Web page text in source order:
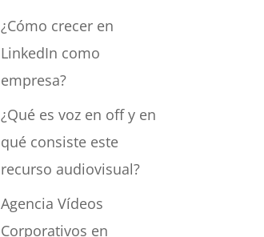
¿Cómo crecer en
LinkedIn como
empresa?
¿Qué es voz en off y en
qué consiste este
recurso audiovisual?
Agencia Vídeos
Corporativos en